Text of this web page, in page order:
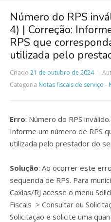
Número do RPS
4) | Correção:
RPS que
utilizada pelo
Criado 21 de outubro de 2024
Categoria Notas fiscais de serviço -
Erro: Número do RPS
Informe um número de RPS
utilizada pelo prestador do
Solução: Ao ocorrer este
sequencia de RPS. Para
Caxias/RJ acesse o menu
Fiscais > Consultar ou
Solicitação e solicite uma